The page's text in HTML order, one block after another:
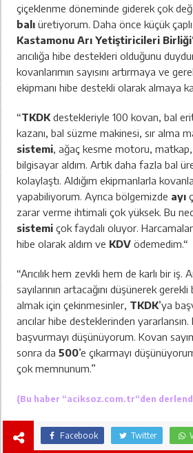
çiçeklenme döneminde giderek çok
balı üretiyorum. Daha önce küçük çaplı
Kastamonu Arı Yetiştiricileri
arıcılığa hibe destekleri olduğunu
kovanlarımın sayısını artırmaya ve
ekipmanı hibe destekli olarak almaya
“TKDK destekleriyle 100 kovan, bal
kazanı, bal süzme makinesi, sır alma
sistemi, ağaç kesme motoru,
bilgisayar aldım. Artık daha fazla bal
kolaylaştı. Aldığım ekipmanlarla
yapabiliyorum. Ayrıca bölgemizde ayı
zarar verme ihtimali çok yüksek. Bu
sistemi çok faydalı oluyor.
hibe olarak aldım ve KDV ödemedim.“
“Arıcılık hem zevkli hem de karlı bir iş.
sayılarının artacağını düşünerek
almak için çekinmesinler, TKDK’ya
arıcılar hibe desteklerinden
başvurmayı düşünüyorum. Kovan
sonra da500’e çıkarmayı
çok memnunum.”
(Bu haber “aciksoz.com.tr“den
Facebook Twitter